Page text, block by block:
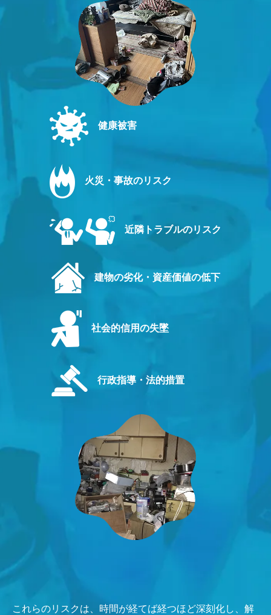
健康被害
火災・事故のリスク
近隣トラブルのリスク
建物の劣化・資産価値の低下
社会的信用の失墜
行政指導・法的措置
これらのリスクは、時間が経てば経つほど深刻化し、解